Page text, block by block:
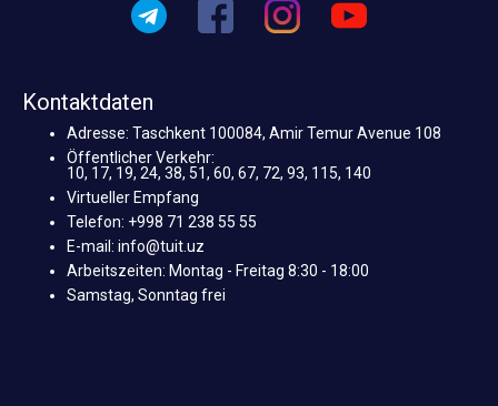
Kontaktdaten
Adresse: Taschkent 100084, Amir Temur Avenue 108
Öffentlicher Verkehr:
10, 17, 19, 24, 38, 51, 60, 67, 72, 93, 115, 140
Virtueller Empfang
Telefon: +998 71 238 55 55
E-mail: info@tuit.uz
Arbeitszeiten: Montag - Freitag 8:30 - 18:00
Samstag, Sonntag frei